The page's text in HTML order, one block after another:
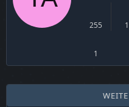
255 1
1